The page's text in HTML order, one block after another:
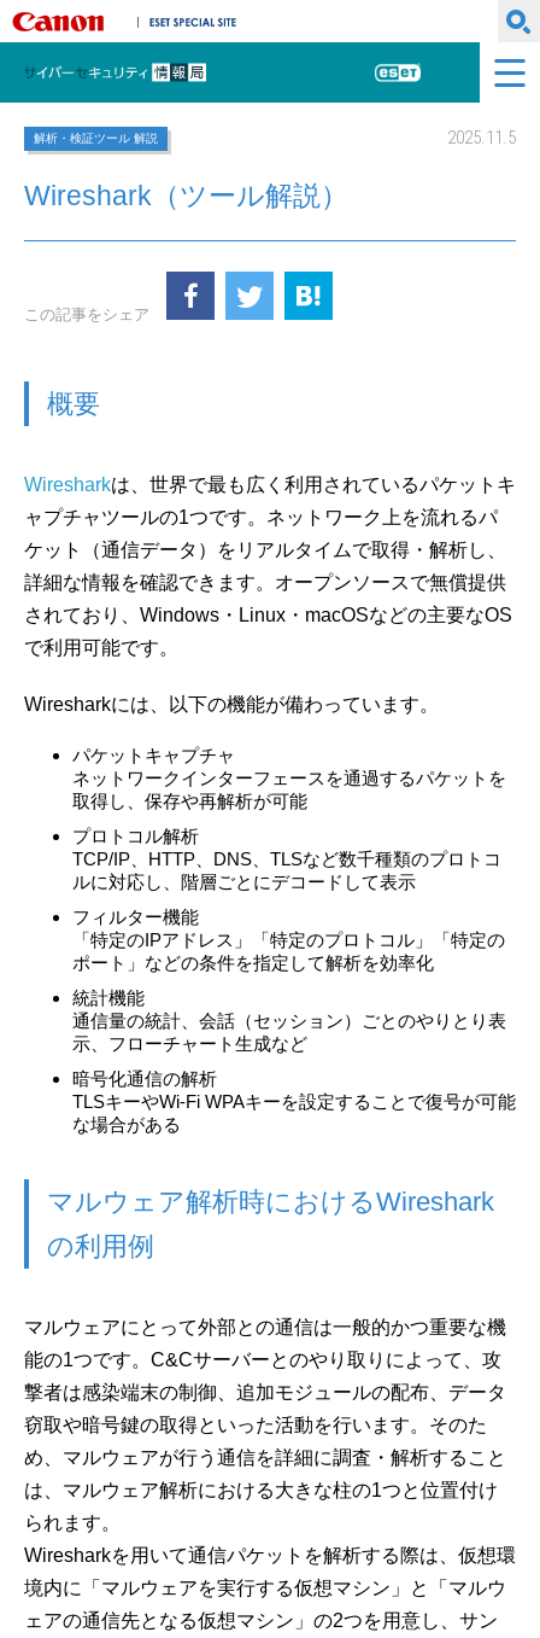
キヤノンマーケティングジャパン株式会社
サイバーセキュリティ情報局
ESET
解析・検証ツール 解説 2025.11.5
Wireshark（ツール解説）
この記事をシェア
概要
Wiresharkは、世界で最も広く利用されているパケットキ
ャプチャツールの1つです。ネットワーク上を流れるパ
ケット（通信データ）をリアルタイムで取得・解析し、
詳細な情報を確認できます。オープンソースで無償提供
されており、Windows・Linux・macOSなどの主要なOS
で利用可能です。
Wiresharkには、以下の機能が備わっています。
パケットキャプチャ
ネットワークインターフェースを通過するパケットを
取得し、保存や再解析が可能
プロトコル解析
TCP/IP、HTTP、DNS、TLSなど数千種類のプロトコ
ルに対応し、階層ごとにデコードして表示
フィルター機能
「特定のIPアドレス」「特定のプロトコル」「特定の
ポート」などの条件を指定して解析を効率化
統計機能
通信量の統計、会話（セッション）ごとのやりとり表
示、フローチャート生成など
暗号化通信の解析
TLSキーやWi-Fi WPAキーを設定することで復号が可能
な場合がある
マルウェア解析時におけるWireshark
の利用例
マルウェアにとって外部との通信は一般的かつ重要な機
能の1つです。C&Cサーバーとのやり取りによって、攻
撃者は感染端末の制御、追加モジュールの配布、データ
窃取や暗号鍵の取得といった活動を行います。そのた
め、マルウェアが行う通信を詳細に調査・解析すること
は、マルウェア解析における大きな柱の1つと位置付け
られます。
Wiresharkを用いて通信パケットを解析する際は、仮想環
境内に「マルウェアを実行する仮想マシン」と「マルウ
ェアの通信先となる仮想マシン」の2つを用意し、サン